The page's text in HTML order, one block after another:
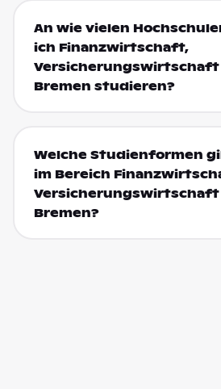
An wie vielen
ich Finanzwirtschaft,
Versicherungswirtschaft
Bremen studieren?
Welche Studienformen
im Bereich
Versicherungswirtschaft
Bremen?